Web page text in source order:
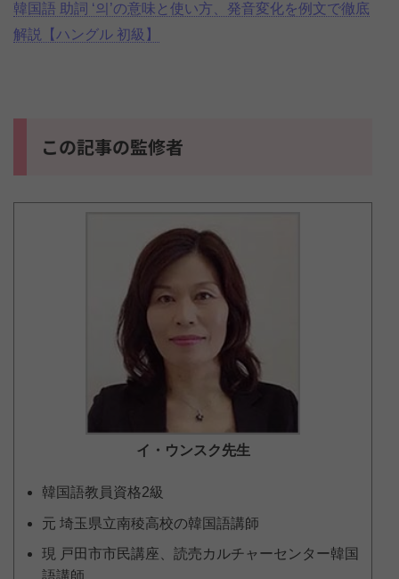
韓国語 助詞 ‘의’の意味と使い方、発音変化を例文で徹底
解説【ハングル 初級】
この記事の監修者
イ・ウンスク先生
韓国語教員資格2級
元 埼玉県立南稜高校の韓国語講師
現 戸田市市民講座、読売カルチャーセンター韓国